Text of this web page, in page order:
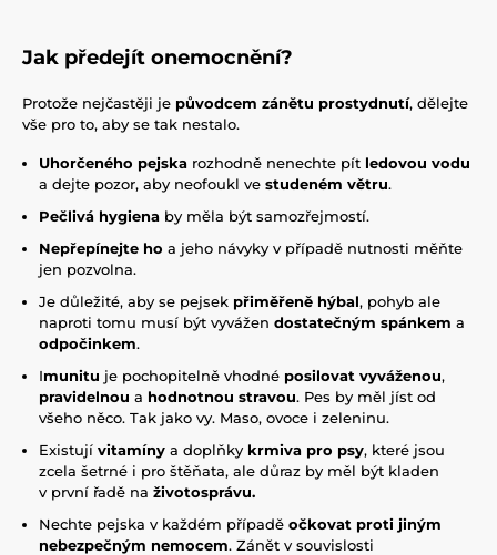
Jak předejít onemocnění?
Protože nejčastěji je původcem zánětu prostydnutí, dělejte
vše pro to, aby se tak nestalo.
Uhorčeného pejska rozhodně nenechte pít ledovou vodu
a dejte pozor, aby neofoukl ve studeném větru.
Pečlivá hygiena by měla být samozřejmostí.
Nepřepínejte ho a jeho návyky v případě nutnosti měňte
jen pozvolna.
Je důležité, aby se pejsek přiměřeně hýbal, pohyb ale
naproti tomu musí být vyvážen dostatečným spánkem a
odpočinkem.
Imunitu je pochopitelně vhodné posilovat vyváženou,
pravidelnou a hodnotnou stravou. Pes by měl jíst od
všeho něco. Tak jako vy. Maso, ovoce i zeleninu.
Existují vitamíny a doplňky krmiva pro psy, které jsou
zcela šetrné i pro štěňata, ale důraz by měl být kladen
v první řadě na životosprávu.
Nechte pejska v každém případě očkovat proti jiným
nebezpečným nemocem. Zánět v souvislosti